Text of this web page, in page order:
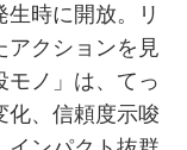
時に開放。リ
アクションを見
モノ」は、てっ
化、信頼度示唆